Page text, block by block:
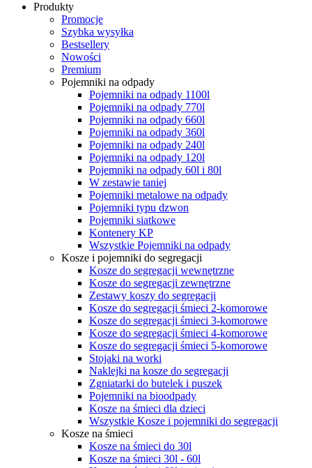
Produkty
Promocje
Szybka wysyłka
Bestsellery
Nowości
Premium
Pojemniki na odpady
Pojemniki na odpady 1100l
Pojemniki na odpady 770l
Pojemniki na odpady 660l
Pojemniki na odpady 360l
Pojemniki na odpady 240l
Pojemniki na odpady 120l
Pojemniki na odpady 60l i 80l
W zestawie taniej
Pojemniki metalowe na odpady
Pojemniki typu dzwon
Pojemniki siatkowe
Kontenery KP
Wszystkie Pojemniki na odpady
Kosze i pojemniki do segregacji
Kosze do segregacji wewnętrzne
Kosze do segregacji zewnętrzne
Zestawy koszy do segregacji
Kosze do segregacji śmieci 2-komorowe
Kosze do segregacji śmieci 3-komorowe
Kosze do segregacji śmieci 4-komorowe
Kosze do segregacji śmieci 5-komorowe
Stojaki na worki
Naklejki na kosze do segregacji
Zgniatarki do butelek i puszek
Pojemniki na bioodpady
Kosze na śmieci dla dzieci
Wszystkie Kosze i pojemniki do segregacji
Kosze na śmieci
Kosze na śmieci do 30l
Kosze na śmieci 30l - 60l